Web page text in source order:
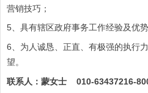
营销技巧；
5、具有辖区政府事务工作经验及优
6、为人诚恳、正直、有极强的执行
望。
联系人：蒙女士 010-63437216-